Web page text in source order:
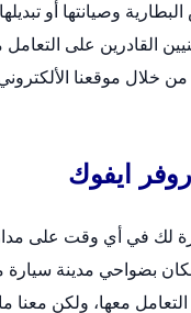
وصيانتها أو تبديلها
القادرين على
من خلال موقعنا
ايفوك
بضواحي مدينة
التعامل معها، ولكن